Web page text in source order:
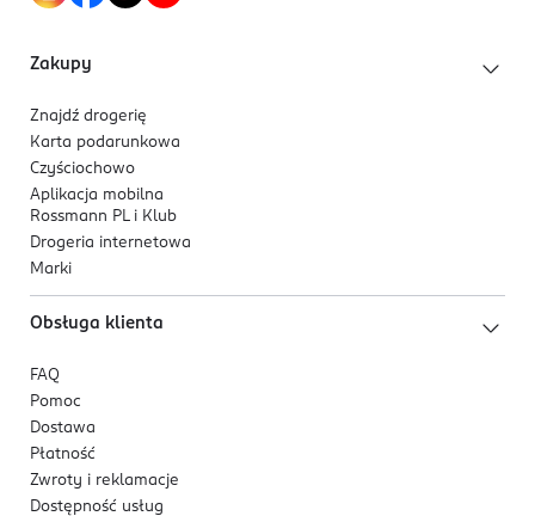
ładowaniu,
bardzo cichy tryb pracy - <65 dB,
szczoteczka manualna,
Ponadto jest wodoodporna i wygodna – bateria
Posiada 2 lata gwarancji.
Zakupy
Znajdź drogerię
Karta podarunkowa
Czyściochowo
Aplikacja mobilna
Rossmann PL i Klub
Drogeria internetowa
Marki
Obsługa klienta
FAQ
Pomoc
Dostawa
Płatność
Zwroty i reklamacje
Dostępność usług